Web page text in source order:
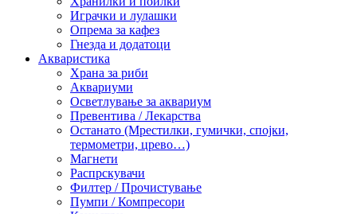
Играчки и лулашки
Опрема за кафез
Гнезда и додатоци
Акваристика
Храна за риби
Аквариуми
Осветлување за аквариум
Превентива / Лекарства
Останато (Мрестилки, гумички, спојки,
термометри, црево…)
Магнети
Распрскувачи
Филтер / Прочистување
Пумпи / Компресори